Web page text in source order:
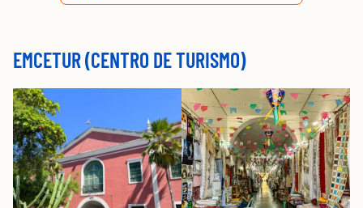
EMCETUR (CENTRO DE TURISMO)